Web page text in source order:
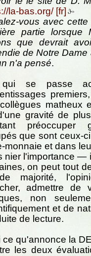
la-bas.org/
vous avec
partie lorsque
que devrait
de Notre
n'a pensé.
se passe
matheux
gravité de
préoccuper
que sont ceux-
monnaie et dans
nier l'importance
on peut tout
majorité,
admettre de
non
et de
de lecture.
ce qu'annonce la
les deux